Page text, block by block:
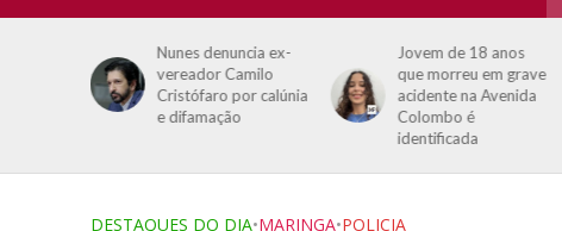
Nunes denuncia ex-
vereador Camilo
Cristófaro por calúnia
e difamação
Jovem de 18 anos
que morreu em grave
acidente na Avenida
Colombo é
identificada
DESTAQUES DO DIA•MARINGA•POLICIA